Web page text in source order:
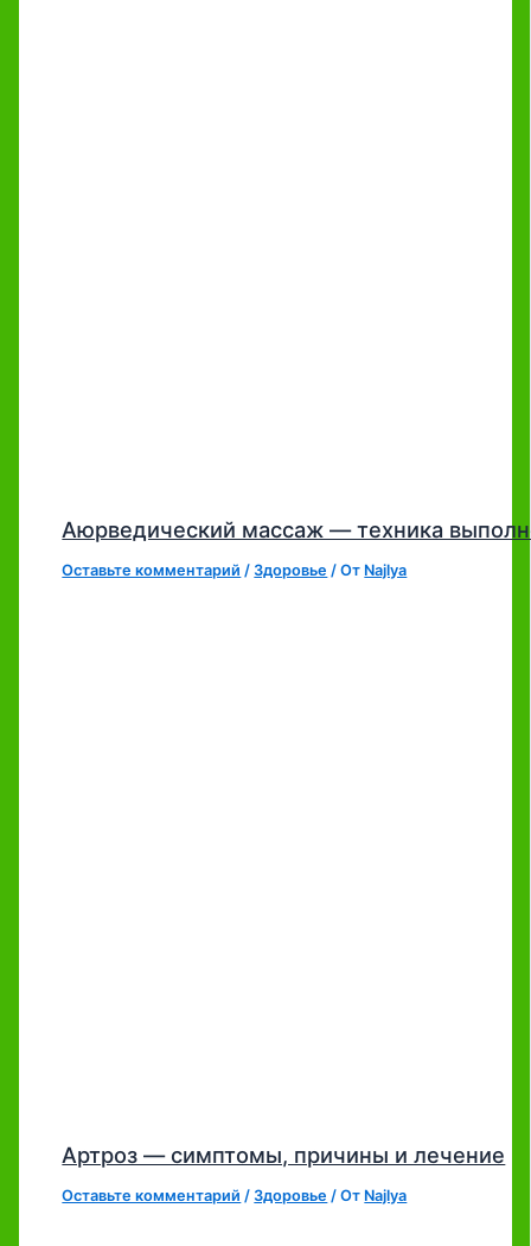
Аюрведический массаж — техника
Оставьте комментарий /Здоровье / От Najlya
Артроз — симптомы, причины и лечение
Оставьте комментарий /Здоровье / От Najlya